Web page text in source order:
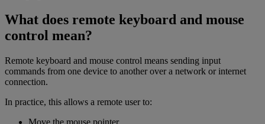
What does remote keyboard and mouse
control mean?
Remote keyboard and mouse control means sending input
commands from one device to another over a network or internet
connection.
In practice, this allows a remote user to:
Move the mouse pointer